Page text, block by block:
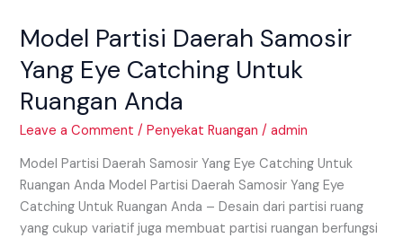
Model Partisi Daerah Samosir
Yang Eye Catching Untuk
Ruangan Anda
Leave a Comment /Penyekat Ruangan /admin
Model Partisi Daerah Samosir Yang Eye Catching Untuk
Ruangan Anda Model Partisi Daerah Samosir Yang Eye
Catching Untuk Ruangan Anda – Desain dari partisi ruang
yang cukup variatif juga membuat partisi ruangan berfungsi
Samosir
Eye
Catching
Anda